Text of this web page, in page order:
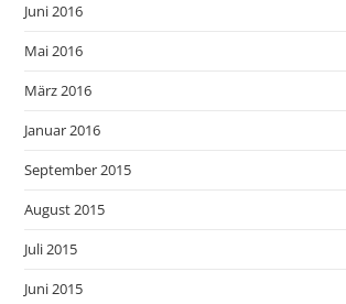
Juni 2016
Mai 2016
März 2016
Januar 2016
September 2015
August 2015
Juli 2015
Juni 2015